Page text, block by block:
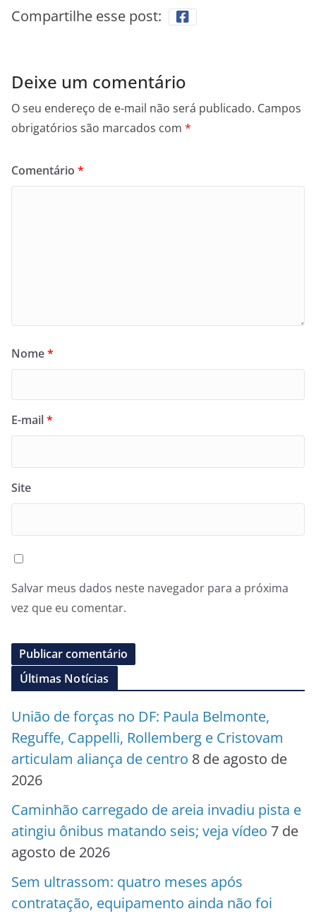
Compartilhe esse post:
Deixe um comentário
O seu endereço de e-mail não será publicado. Campos
obrigatórios são marcados com *
Comentário *
Nome*
E-mail*
Site
Salvar meus dados neste navegador para a próxima
vez que eu comentar.
Últimas Notícias
União de forças no DF: Paula Belmonte,
Reguffe, Cappelli, Rollemberg e Cristovam
articulam aliança de centro 8 de agosto de
2026
Caminhão carregado de areia invadiu pista e
atingiu ônibus matando seis; veja vídeo 7 de
agosto de 2026
Sem ultrassom: quatro meses após
contratação, equipamento ainda não foi